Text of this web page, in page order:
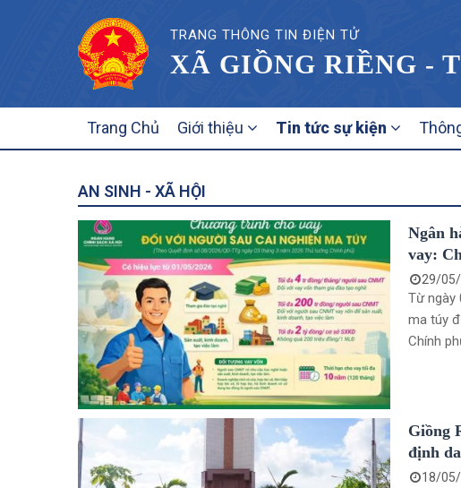
TRANG THÔNG TIN ĐIỆN TỬ
XÃ GIỒNG RIỀNG -
NAVIGATION
Trang Chủ Giới thiệu Tin tức sự kiện
AN SINH - XÃ HỘI
Ngân
vay:
29/
Từ ngày
ma túy
Chính
Giồng
định
18/